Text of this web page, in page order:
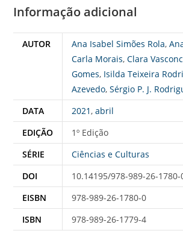
Informação adicional
AUTOR Ana Isabel Simões Rola,
Carla Morais,Clara
Gomes, Isilda Teixeira
Azevedo,Sérgio P. J.
DATA
2021 ,abril
EDIÇÃO
1º Edição
SÉRIE
Ciências e Culturas
DOI
10.14195/978-989-26-1780-
EISBN
978-989-26-1780-0
ISBN
978-989-26-1779-4